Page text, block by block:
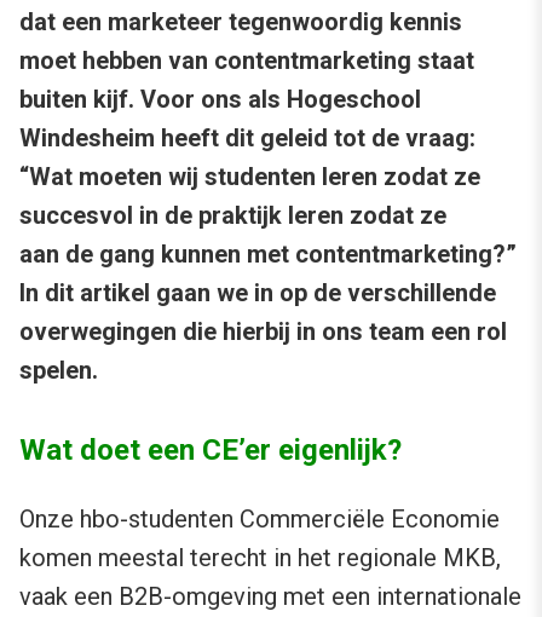
dat een marketeer tegenwoordig kennis
moet hebben van contentmarketing staat
buiten kijf. Voor ons als Hogeschool
Windesheim heeft dit geleid tot de vraag:
“Wat moeten wij studenten leren zodat ze
succesvol in de praktijk leren zodat ze
aan de gang kunnen met contentmarketing?”
In dit artikel gaan we in op de verschillende
overwegingen die hierbij in ons team een rol
spelen.
Wat doet een CE’er eigenlijk?
Onze hbo-studenten Commerciële Economie
komen meestal terecht in het regionale MKB,
vaak een B2B-omgeving met een internationale